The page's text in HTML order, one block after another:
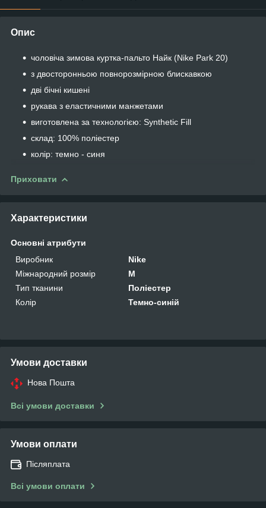
Опис
чоловіча зимова куртка-пальто Найк (Nike Park 20)
з двосторонньою повнорозмірною блискавкою
дві бічні кишені
рукава з еластичними манжетами
виготовлена ​​за технологією: Synthetic Fill
склад: 100% поліестер
колір: темно - синя
Приховати
Характеристики
Основні атрибути
Виробник
Nike
Міжнародний розмір
M
Тип тканини
Поліестер
Колір
Темно-синій
Умови доставки
Нова Пошта
Всі умови доставки
Умови оплати
Післяплата
Всі умови оплати